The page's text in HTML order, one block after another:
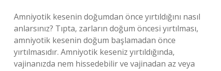
Amniyotik kesenin doğumdan önce yırtıldığını nasıl
anlarsınız? Tıpta, zarların doğum öncesi yırtılması,
amniyotik kesenin doğum başlamadan önce
yırtılmasıdır. Amniyotik keseniz yırtıldığında,
vajinanızda nem hissedebilir ve vajinadan az veya